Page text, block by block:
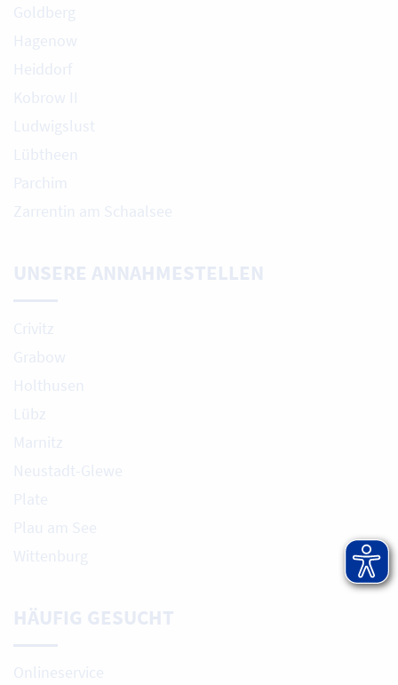
Goldberg
Hagenow
Heiddorf
Kobrow II
Ludwigslust
Lübtheen
Parchim
Zarrentin am Schaalsee
UNSERE ANNAHMESTELLEN
Crivitz
Grabow
Holthusen
Lübz
Marnitz
Neustadt-Glewe
Plate
Plau am See
Wittenburg
HÄUFIG GESUCHT
Onlineservice